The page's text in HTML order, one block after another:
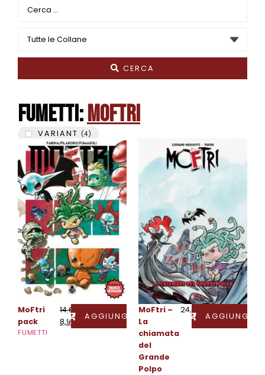
CERCA
Fumetti:MoFtri
VARIANT (4)
MoFtri
pack
FUMETTI
14,60
8,90
AGGIUNGI
MoFtri –
La
chiamata
del
Grande
Polpo
24,90
AGGIUNGI